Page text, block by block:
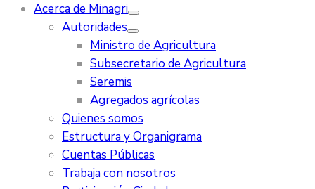
Acerca de Minagri
Autoridades
Ministro de Agricultura
Subsecretario de Agricultura
Seremis
Agregados agrícolas
Quienes somos
Estructura y Organigrama
Cuentas Públicas
Trabaja con nosotros